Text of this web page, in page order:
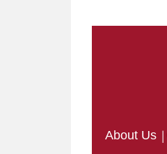
About Us |